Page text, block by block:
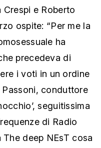
e Roberto
ospite: “Per me la
ha
precedeva di
i voti in un ordine
conduttore
seguitissima
di Radio
deep NEsT cosa